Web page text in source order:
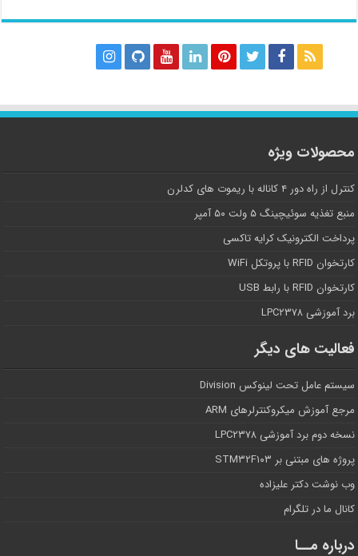
محصولات ویژه
کنترل از راه دور ۴ کاناله با ریموت های کدلرن
منبع تغذیه سوئیچینگ ۵ ولت ۵۰ آمپر
پرداخت الکترونیک کرایه تاکسی
کارتخوان RFID با پروتکل WiFi
کارتخوان RFID با رابط USB
برد آموزشی LPC۲۳۷۸
فعالیت های دیگر
سیستم عامل تحت لینوکس Division
مرجع آموزش میکروکنترلرهای ARM
نسخه دوم برد آموزشی LPC۲۳۷۸
پروژه های مبتنی بر STM۳۲F۱۰۳
وب نوشت دکتر علیزاده
کانال ما در تلگرام
درباره مــا